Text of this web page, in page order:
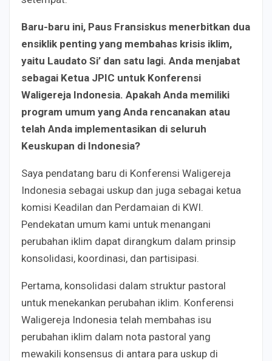
Baru-baru ini, Paus Fransiskus menerbitkan dua
ensiklik penting yang membahas krisis iklim,
yaitu Laudato Si’ dan satu lagi. Anda menjabat
sebagai Ketua JPIC untuk Konferensi
Waligereja Indonesia. Apakah Anda memiliki
program umum yang Anda rencanakan atau
telah Anda implementasikan di seluruh
Keuskupan di Indonesia?
Saya pendatang baru di Konferensi Waligereja
Indonesia sebagai uskup dan juga sebagai ketua
komisi Keadilan dan Perdamaian di KWI.
Pendekatan umum kami untuk menangani
perubahan iklim dapat dirangkum dalam prinsip
konsolidasi, koordinasi, dan partisipasi.
Pertama, konsolidasi dalam struktur pastoral
untuk menekankan perubahan iklim. Konferensi
Waligereja Indonesia telah membahas isu
perubahan iklim dalam nota pastoral yang
mewakili konsensus di antara para uskup di